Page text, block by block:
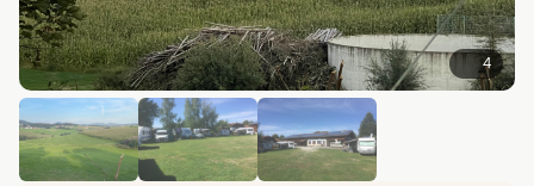
4